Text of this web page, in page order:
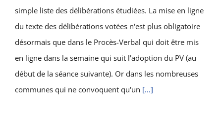
simple liste des délibérations étudiées. La mise en ligne
du texte des délibérations votées n'est plus obligatoire
désormais que dans le Procès-Verbal qui doit être mis
en ligne dans la semaine qui suit l'adoption du PV (au
début de la séance suivante). Or dans les nombreuses
communes qui ne convoquent qu'un [...]